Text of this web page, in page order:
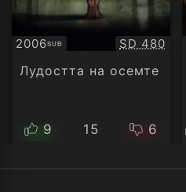
2006SUB
Субтитри Качество:
SD 480
Лудостта на осемте
9 15 6